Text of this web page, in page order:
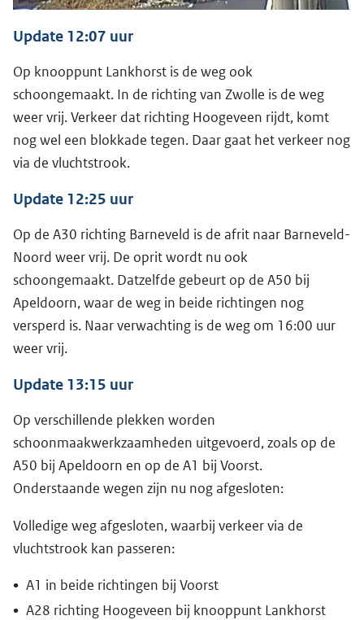
Update 12:07 uur
Op knooppunt Lankhorst is de weg ook
schoongemaakt. In de richting van Zwolle is de weg
weer vrij. Verkeer dat richting Hoogeveen rijdt, komt
nog wel een blokkade tegen. Daar gaat het verkeer nog
via de vluchtstrook.
Update 12:25 uur
Op de A30 richting Barneveld is de afrit naar Barneveld-
Noord weer vrij. De oprit wordt nu ook
schoongemaakt. Datzelfde gebeurt op de A50 bij
Apeldoorn, waar de weg in beide richtingen nog
versperd is. Naar verwachting is de weg om 16:00 uur
weer vrij.
Update 13:15 uur
Op verschillende plekken worden
schoonmaakwerkzaamheden uitgevoerd, zoals op de
A50 bij Apeldoorn en op de A1 bij Voorst.
Onderstaande wegen zijn nu nog afgesloten:
Volledige weg afgesloten, waarbij verkeer via de
vluchtstrook kan passeren:
A1 in beide richtingen bij Voorst
A28 richting Hoogeveen bij knooppunt Lankhorst